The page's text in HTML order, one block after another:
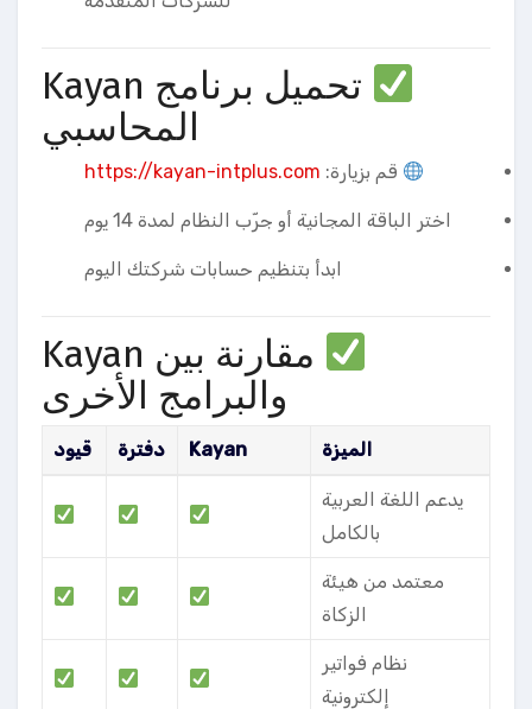
تحميل برنامج Kayan
المحاسبي
قم بزيارة: https://kayan-intplus.com
اختر الباقة المجانية أو جرّب النظام لمدة 14 يوم
ابدأ بتنظيم حسابات شركتك اليوم
مقارنة بين Kayan
والبرامج الأخرى
الميزة Kayan دفترة قيود
يدعم اللغة العربية
بالكامل
معتمد من هيئة
الزكاة
نظام فواتير
إلكترونية